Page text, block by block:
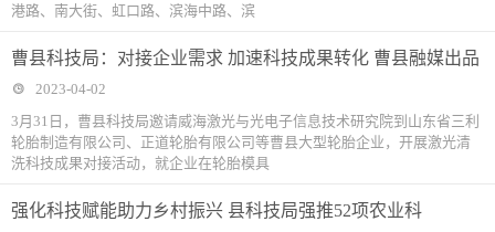
港路、南大街、虹口路、滨海中路、滨
曹县科技局：对接企业需求 加速科技成果转化 曹县融媒出品
2023-04-02
3月31日，曹县科技局邀请威海激光与光电子信息技术研究院到山东省三利
轮胎制造有限公司、正道轮胎有限公司等曹县大型轮胎企业，开展激光清
洗科技成果对接活动，就企业在轮胎模具
强化科技赋能助力乡村振兴 县科技局强推52项农业科